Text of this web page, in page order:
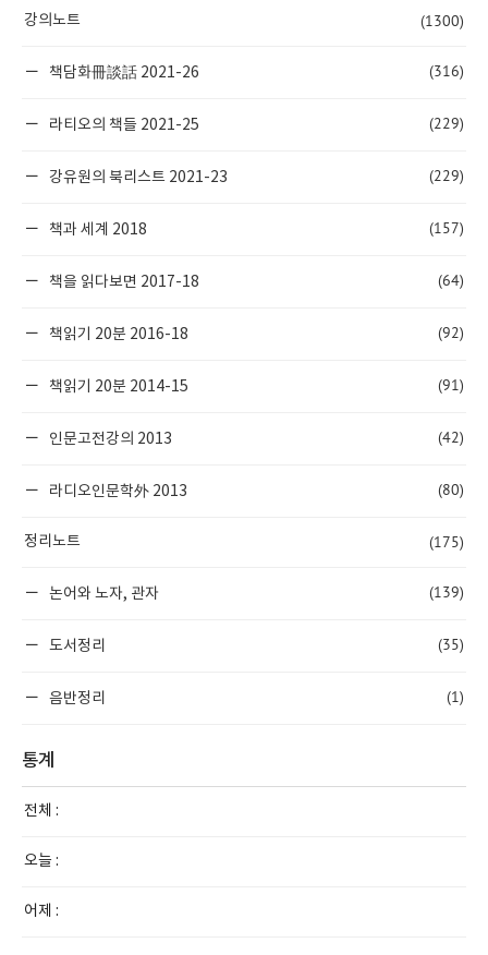
강의노트 (1300)
책담화冊談話 2021-26 (316)
라티오의 책들 2021-25 (229)
강유원의 북리스트 2021-23 (229)
책과 세계 2018 (157)
책을 읽다보면 2017-18 (64)
책읽기 20분 2016-18 (92)
책읽기 20분 2014-15 (91)
인문고전강의 2013 (42)
라디오인문학外 2013 (80)
정리노트 (175)
논어와 노자, 관자 (139)
도서정리 (35)
음반정리 (1)
통계
전체 :
오늘 :
어제 :